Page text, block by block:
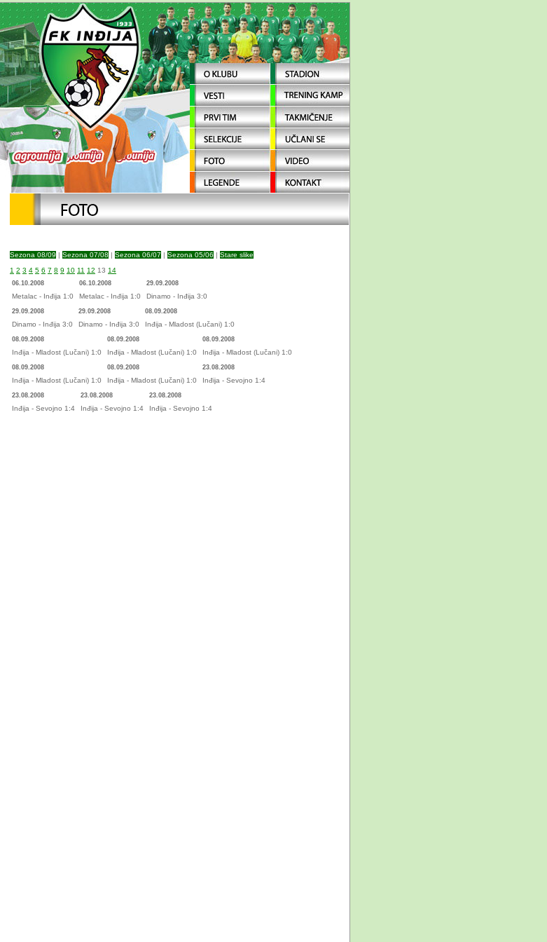
Sezona 08/09 | Sezona 07/08 | Sezona 06/07 | Sezona 05/06 | Stare slike
1 2 3 4 5 6 7 8 9 10 11 12 13 14
06.10.2008
Metalac - Inđija 1:0
06.10.2008
Metalac - Inđija 1:0
29.09.2008
Dinamo - Inđija 3:0
29.09.2008
Dinamo - Inđija 3:0
29.09.2008
Dinamo - Inđija 3:0
08.09.2008
Inđija - Mladost (Lučani) 1:0
08.09.2008
Inđija - Mladost (Lučani) 1:0
08.09.2008
Inđija - Mladost (Lučani) 1:0
08.09.2008
Inđija - Mladost (Lučani) 1:0
08.09.2008
Inđija - Mladost (Lučani) 1:0
08.09.2008
Inđija - Mladost (Lučani) 1:0
23.08.2008
Inđija - Sevojno 1:4
23.08.2008
Inđija - Sevojno 1:4
23.08.2008
Inđija - Sevojno 1:4
23.08.2008
Inđija - Sevojno 1:4